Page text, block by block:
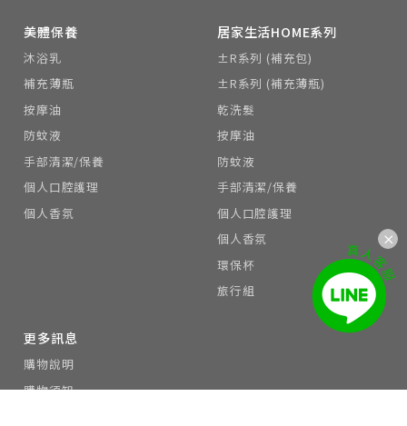
美體保養
沐浴乳
補充薄瓶
按摩油
防蚊液
手部清潔/保養
個人口腔護理
個人香氛
居家生活HOME系列
±R系列 (補充包)
±R系列 (補充薄瓶)
乾洗髮
按摩油
防蚊液
手部清潔/保養
個人口腔護理
個人香氛
環保杯
旅行組
更多訊息
購物說明
購物須知